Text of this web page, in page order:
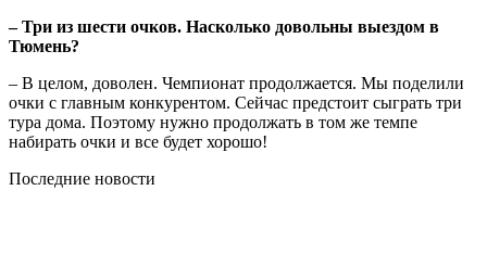
– Три из шести очков. Насколько довольны выездом в
Тюмень?
– В целом, доволен. Чемпионат продолжается. Мы поделили
очки с главным конкурентом. Сейчас предстоит сыграть три
тура дома. Поэтому нужно продолжать в том же темпе
набирать очки и все будет хорошо!
Последние новости